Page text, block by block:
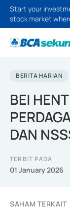
Start your
stock market
BERITA HARIAN
BEI
DAN
TERBIT PADA
01 January 2026
SAHAM TERKAIT